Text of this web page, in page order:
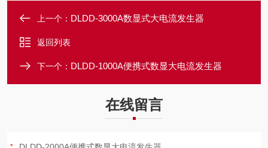
上一个： DLDD-3000A数显式大电流发生器
返回列表
下一个： DLDD-1000A便携式数显大电流发生器
在线留言